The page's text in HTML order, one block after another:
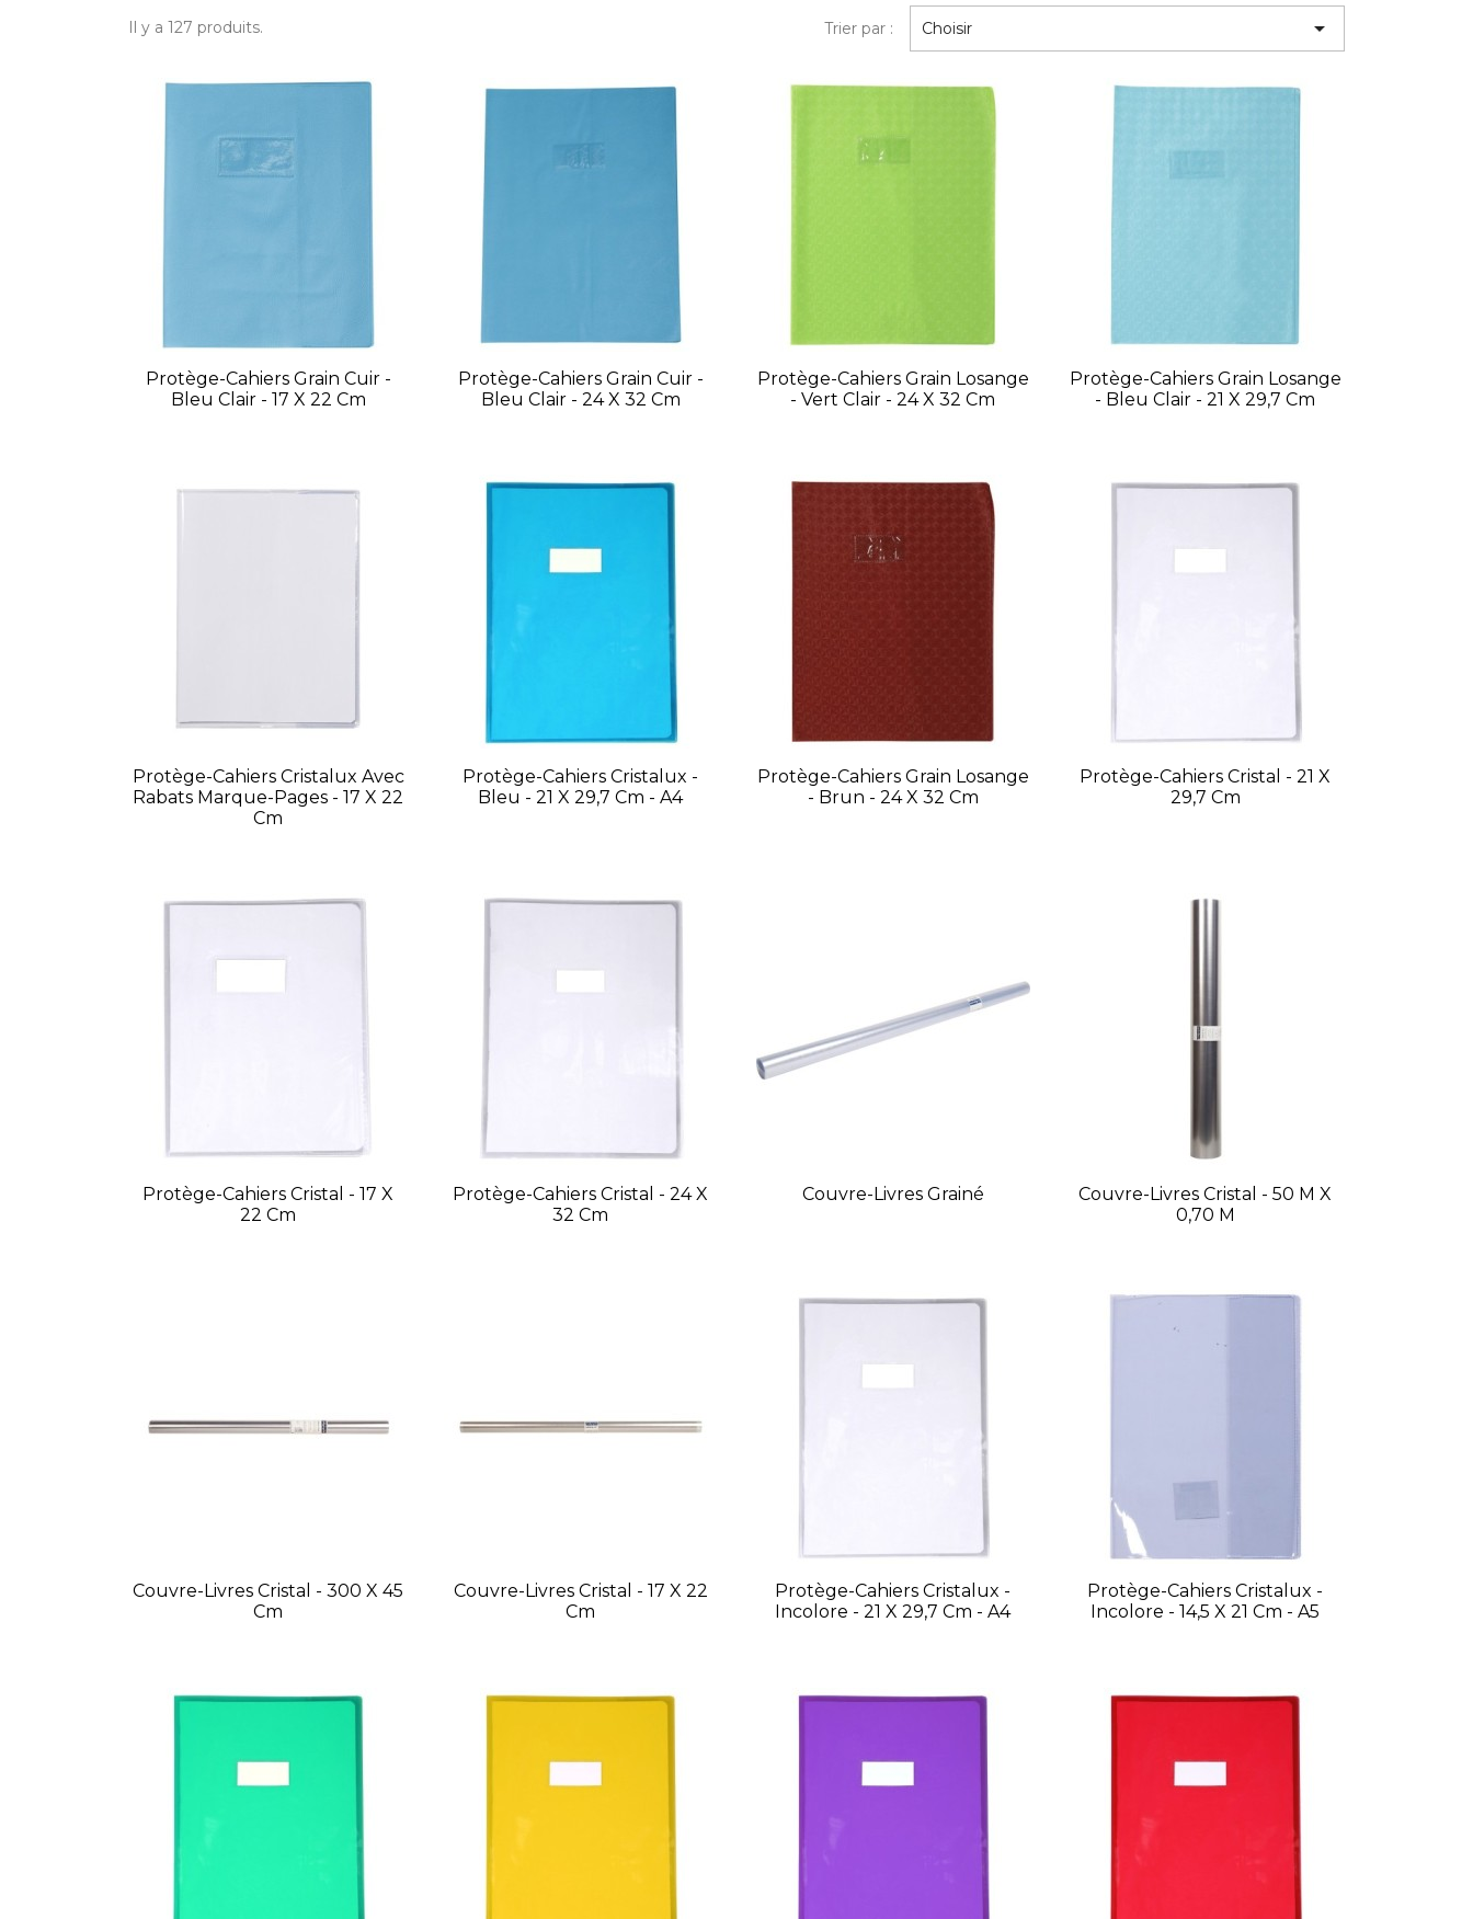
Il y a 127 produits. Trier par : Choisir 
Protège-Cahiers Grain Cuir -
Bleu Clair - 17 X 22 Cm
Protège-Cahiers Grain Cuir -
Bleu Clair - 24 X 32 Cm
Protège-Cahiers Grain Losange
- Vert Clair - 24 X 32 Cm
Protège-Cahiers Grain Losange
- Bleu Clair - 21 X 29,7 Cm
Protège-Cahiers Cristalux Avec
Rabats Marque-Pages - 17 X 22
Cm
Protège-Cahiers Cristalux -
Bleu - 21 X 29,7 Cm - A4
Protège-Cahiers Grain Losange
- Brun - 24 X 32 Cm
Protège-Cahiers Cristal - 21 X
29,7 Cm
Protège-Cahiers Cristal - 17 X
22 Cm
Protège-Cahiers Cristal - 24 X
32 Cm
Couvre-Livres Grainé
Couvre-Livres Cristal - 50 M X
0,70 M
Couvre-Livres Cristal - 300 X 45
Cm
Couvre-Livres Cristal - 17 X 22
Cm
Protège-Cahiers Cristalux -
Incolore - 21 X 29,7 Cm - A4
Protège-Cahiers Cristalux -
Incolore - 14,5 X 21 Cm - A5